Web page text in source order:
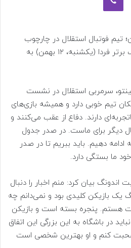
تیم فوتبال استقلال در چارچوب
رقابت‌های هفته نوزدهم لیگ برتر فردا (یکشنبه، ۱۲ بهمن) به
سرمربی استقلال در نشست
تیم خوبی دارد و همیشه بازی‌های
دارند. دفاع از عقب می‌کنند و
دیگر برای ماست. در صدر جدول
دهیم. باید ببریم تا در صدر
ما بستگی دارد.
اندونگ بیان کرد: منم اخبار را دنبال
یک بازیکن کلیدی بود و نمی‌دانم چه
هستم. پنجره بسته‌ است و بازیکن
در باشگاه به این بزرگی این اتفاق
صحبت کنم و او بهترین شخصی است